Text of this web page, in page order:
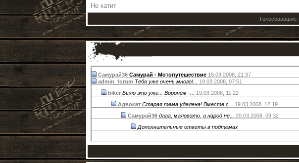
Не катит
Голосовавшие:
Самурай36 Самурай - Мотопутешествие 18.03.2008, 21:37
admin_forum Тебя уже очень много!... 19.03.2008, 07:51
biker Было это уже... Воронеж -... 19.03.2008, 11:22
Адвокат Старая тема удалена! Вместе с... 19.03.2008, 12:19
Самурай36 дааа, маловато. а народ не... 20.03.2008, 09:32
Дополнительные ответы в подтемах